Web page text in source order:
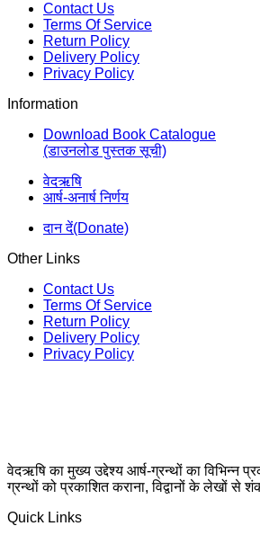
Contact Us
Terms Of Service
Return Policy
Delivery Policy
Privacy Policy
Information
Download Book Catalogue
(डाउनलोड पुस्तक सूची)
वेदऋषि
आर्ष-अनार्ष निर्णय
दान दें(Donate)
Other Links
Contact Us
Terms Of Service
Return Policy
Delivery Policy
Privacy Policy
वेदऋषि का मुख्य उद्देश्य आर्ष-ग्रन्थों का विभिन्न
ग्रन्थों को प्रकाशित कराना, विद्वानों के लेखों से
Quick Links